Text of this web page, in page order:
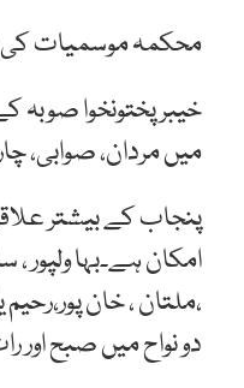
محکمہ موسمیات کی
خیبرپختونخوا صوبہ
میں مردان، صوابی،
پنجاب کے بیشتر
امکان ہے۔بہا ولپور ،
،ملتان ، خان
دو نواح میں صبح